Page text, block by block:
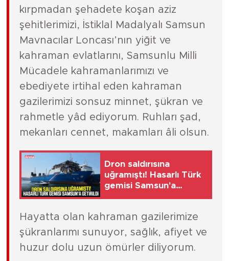
kırpmadan şehadete koşan aziz
şehitlerimizi, İstiklal Madalyalı Samsun
Mavnacılar Loncası’nın yiğit ve
kahraman evlatlarını, Samsunlu Milli
Mücadele kahramanlarımızı ve
ebediyete irtihal eden kahraman
gazilerimizi sonsuz minnet, şükran ve
rahmetle yâd ediyorum. Ruhları şad,
mekanları cennet, makamları âli olsun.
Dron saldırısına
uğramıştı! Hasarlı Türk
gemisi Samsun'a
Hayatta olan kahraman gazilerimize
şükranlarımı sunuyor, sağlık, afiyet ve
huzur dolu uzun ömürler diliyorum.